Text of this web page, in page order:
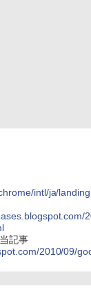
intl/ja/
記事
2010/09/